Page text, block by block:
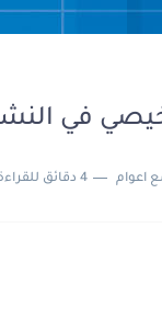
في النشاط
اعوام 4 دقائق للقراءة